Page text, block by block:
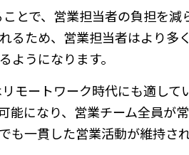
とで、営業担当者の負担を
るため、営業担当者はより多
ようになります。
モートワーク時代にも適し
能になり、営業チーム全員が
も一貫した営業活動が維持さ